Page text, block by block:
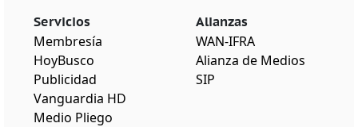
Servicios
Membresía
HoyBusco
Publicidad
Vanguardia HD
Medio Pliego
Alianzas
WAN-IFRA
Alianza de Medios
SIP